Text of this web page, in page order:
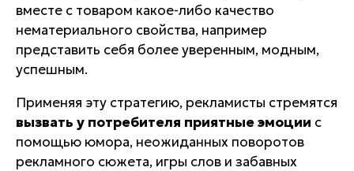
вместе с товаром какое-либо качество
нематериального свойства, например
представить себя более уверенным, модным,
успешным.
Применяя эту стратегию, рекламисты стремятся
вызвать у потребителя приятные эмоции с
помощью юмора, неожиданных поворотов
рекламного сюжета, игры слов и забавных